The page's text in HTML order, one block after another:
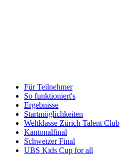
Für Teilnehmer
So funktioniert's
Ergebnisse
Startmöglichkeiten
Weltklasse Zürich Talent Club
Kantonalfinal
Schweizer Final
UBS Kids Cup for all